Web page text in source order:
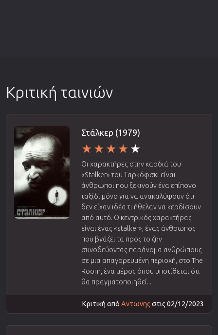
Κριτική ταινιών
Στάλκερ (1979)
Οι χαρακτήρες στην καρδιά του
«Stalker» του Ταρκόφσκι είναι
άνθρωποι που ξεκινούν ένα επίπονο
ταξίδι μόνο για να ανακαλύψουν ότι
δεν είχαν ιδέα τι ήθελαν να κερδίσουν
από αυτό. Ο κεντρικός χαρακτήρας
είναι ένας «stalker», ένας άνθρωπος
που βγάζει τα προς το ζην
συνοδεύοντας παράνομα ανθρώπους
σε μια απαγορευμένη περιοχή, στο The
Room, ένα μέρος όπου υποτίθεται ότι
θα πραγματοποιηθεί...
Κριτική από Αντωνης στις 02/12/2023